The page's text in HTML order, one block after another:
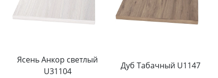
Ясень Анкор светлый
U31104
Дуб Табачный U1147